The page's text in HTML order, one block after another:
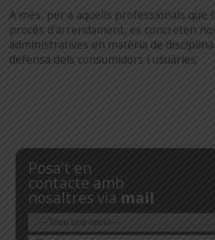
A més, per a aquells professionals que
procés d’arrendament, es concreten
administratives en matèria de
defensa dels consumidors i usuàries.
Posa’t en
contacte amb
nosaltres via mail